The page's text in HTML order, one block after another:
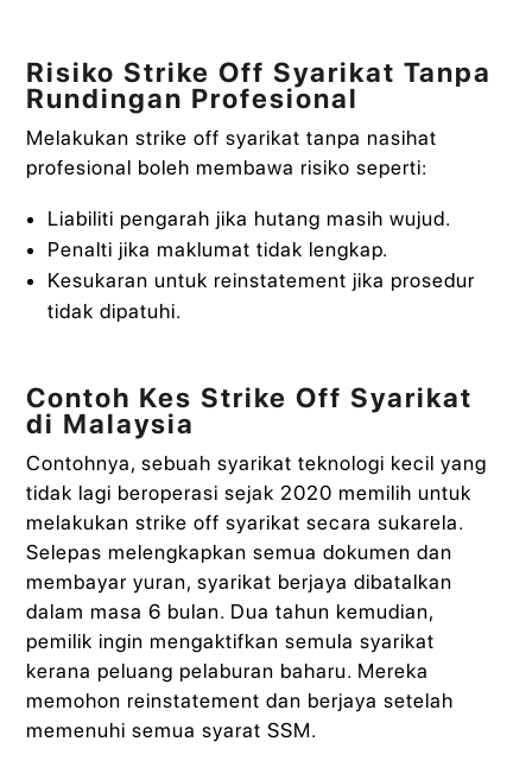
Risiko Strike Off Syarikat Tanpa
Rundingan Profesional
Melakukan strike off syarikat tanpa nasihat
profesional boleh membawa risiko seperti:
Liabiliti pengarah jika hutang masih wujud.
Penalti jika maklumat tidak lengkap.
Kesukaran untuk reinstatement jika prosedur
tidak dipatuhi.
Contoh Kes Strike Off Syarikat
di Malaysia
Contohnya, sebuah syarikat teknologi kecil yang
tidak lagi beroperasi sejak 2020 memilih untuk
melakukan strike off syarikat secara sukarela.
Selepas melengkapkan semua dokumen dan
membayar yuran, syarikat berjaya dibatalkan
dalam masa 6 bulan. Dua tahun kemudian,
pemilik ingin mengaktifkan semula syarikat
kerana peluang pelaburan baharu. Mereka
memohon reinstatement dan berjaya setelah
memenuhi semua syarat SSM.